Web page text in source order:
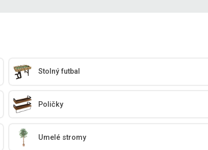
Stolný futbal
Poličky
Umelé stromy